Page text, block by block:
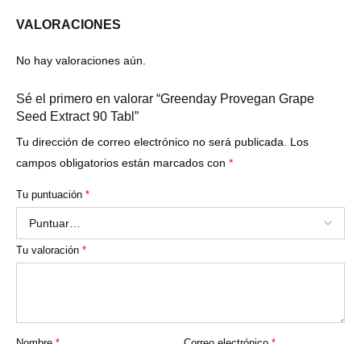
VALORACIONES
No hay valoraciones aún.
Sé el primero en valorar “Greenday Provegan Grape
Seed Extract 90 Tabl”
Tu dirección de correo electrónico no será publicada.
Los
campos obligatorios están marcados con *
Tu puntuación *
Tu valoración *